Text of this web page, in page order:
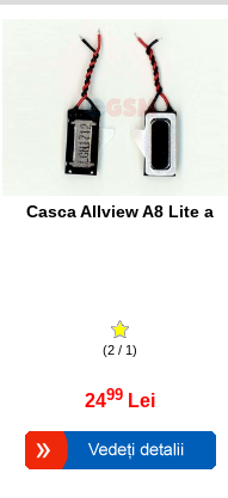
Casca Allview A8 Lite a
(2 / 1)
2499 Lei